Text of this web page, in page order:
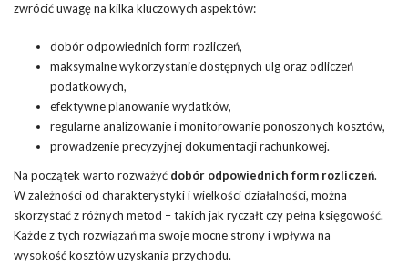
zwrócić uwagę na kilka kluczowych aspektów:
dobór odpowiednich form rozliczeń,
maksymalne wykorzystanie dostępnych ulg oraz odliczeń
podatkowych,
efektywne planowanie wydatków,
regularne analizowanie i monitorowanie ponoszonych kosztów,
prowadzenie precyzyjnej dokumentacji rachunkowej.
Na początek warto rozważyć dobór odpowiednich form rozliczeń.
W zależności od charakterystyki i wielkości działalności, można
skorzystać z różnych metod – takich jak ryczałt czy pełna księgowość.
Każde z tych rozwiązań ma swoje mocne strony i wpływa na
wysokość kosztów uzyskania przychodu.